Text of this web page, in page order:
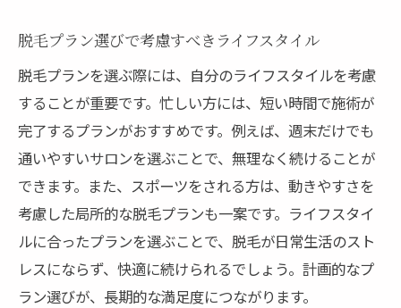
脱毛プラン選びで考慮すべきライフスタイル
脱毛プランを選ぶ際には、自分のライフスタイルを考慮
することが重要です。忙しい方には、短い時間で施術が
完了するプランがおすすめです。例えば、週末だけでも
通いやすいサロンを選ぶことで、無理なく続けることが
できます。また、スポーツをされる方は、動きやすさを
考慮した局所的な脱毛プランも一案です。ライフスタイ
ルに合ったプランを選ぶことで、脱毛が日常生活のスト
レスにならず、快適に続けられるでしょう。計画的なプ
ラン選びが、長期的な満足度につながります。